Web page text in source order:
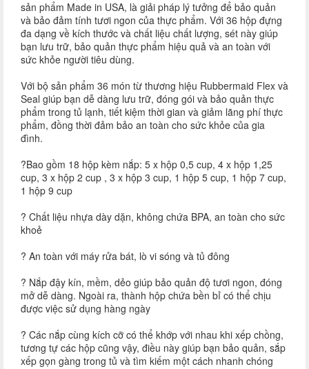
sản phẩm Made in USA, là giải pháp lý tưởng để bảo quản
và bảo đảm tính tươi ngon của thực phẩm. Với 36 hộp đựng
đa dạng về kích thước và chất liệu chất lượng, sét này giúp
bạn lưu trữ, bảo quản thực phẩm hiệu quả và an toàn với
sức khỏe người tiêu dùng.
Với bộ sản phẩm 36 món từ thương hiệu Rubbermaid Flex và
Seal giúp bạn dễ dàng lưu trữ, đóng gói và bảo quản thực
phẩm trong tủ lạnh, tiết kiệm thời gian và giảm lãng phí thực
phẩm, đồng thời đảm bảo an toàn cho sức khỏe của gia
đình.
?Bao gồm 18 hộp kèm nắp: 5 x hộp 0,5 cup, 4 x hộp 1,25
cup, 3 x hộp 2 cup , 3 x hộp 3 cup, 1 hộp 5 cup, 1 hộp 7 cup,
1 hộp 9 cup
? Chất liệu nhựa dày dặn, không chứa BPA, an toàn cho sức
khoẻ
? An toàn với máy rửa bát, lò vi sóng và tủ đông
? Nắp đậy kín, mềm, dẻo giúp bảo quản độ tươi ngon, đóng
mở dễ dàng. Ngoài ra, thành hộp chứa bền bỉ có thể chịu
được việc sử dụng hàng ngày
? Các nắp cùng kích cỡ có thể khớp với nhau khi xếp chồng,
tương tự các hộp cũng vậy, điều này giúp bạn bảo quản, sắp
xếp gọn gàng trong tủ và tìm kiếm một cách nhanh chóng